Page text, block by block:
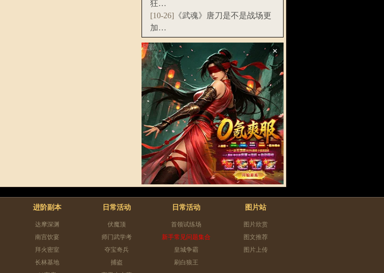
狂…
[10-26] 《武魂》唐刀是不是战场更
加…
×
进阶副本
达摩深渊
南宫饮宴
拜火密室
长林基地
日常活动
伏魔顶
师门武学考
夺宝奇兵
捕盗
日常活动
首领试练场
新手常见问题集合
皇城争霸
刷白狼王
图片站
图片欣赏
图文推荐
图片上传